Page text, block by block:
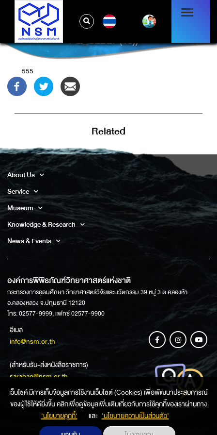
YKRRJHGC') OR 738=(SELECT 738 FROM
PG_SLEEP(15))--
555
Related
About Us
Service
Museum
Knowledge & Research
News & Events
องค์การพิพิธภัณฑ์วิทยาศาสตร์แห่งชาติ
กระทรวงการอุดมศึกษา วิทยาศาสตร์วิจัยและนวัตกรรม 39 หมู่ 3 ต.คลองห้า
อ.คลองหลวง จ.ปทุมธานี 12120
โทร: 02577-9999, แฟกซ์ 02577-9900
อีเมล
info@nsm.or.th
(สำหรับรับ-ส่งหนังสือราชการ)
saraban@nsm.or.th
ช่องทางการสอบถามข้อมูล
เว็บไซค์ มีการเก็บข้อมูลการใช้งานเว็บไซต์ (Cookies) เพื่อพัฒนาประสบการณ์
ของผู้ใช้ให้ดียิ่งขึ้น คลิกเพื่อดูข้อมูลเพิ่มเติมเกี่ยวกับการใช้คุกกี้ของเราผ่านทาง
‘นโยบายคุกกี้’
และ ‘นโยบายความเป็นส่วนตัว'